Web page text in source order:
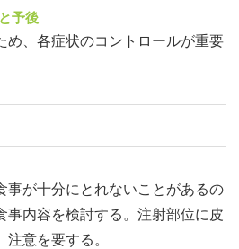
予後
め、各症状のコントロールが重要
事が十分にとれないことがあるの
事内容を検討する。注射部位に皮
意を要する。